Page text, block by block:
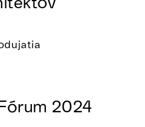
2024